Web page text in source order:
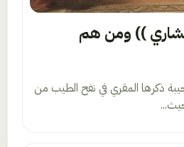
)) ومن هم
ذكرها المقري في نفح الطيب من